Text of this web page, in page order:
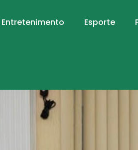
Entretenimento Esporte